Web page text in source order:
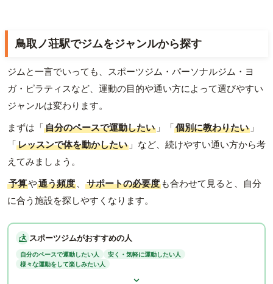
鳥取ノ荘駅でジムをジャンルから探す
ジムと一言でいっても、スポーツジム・パーソナルジム・ヨ
ガ・ピラティスなど、運動の目的や通い方によって選びやすい
ジャンルは変わります。
まずは「自分のペースで運動したい 」「個別に教わりたい 」
「レッスンで体を動かしたい 」など、続けやすい通い方から考
えてみましょう。
予算や通う頻度 、 サポートの必要度 も合わせて見ると、自分
に合う施設を探しやすくなります。
スポーツジムがおすすめの人
自分のペースで運動したい人
安く・気軽に運動したい人
様々な運動をして楽しみたい人